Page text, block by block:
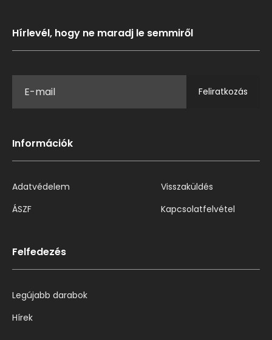
Hírlevél, hogy ne maradj le semmiről
Feliratkozás
Információk
Adatvédelem
ÁSZF
Visszaküldés
Kapcsolatfelvétel
Felfedezés
Legújabb darabok
Hírek